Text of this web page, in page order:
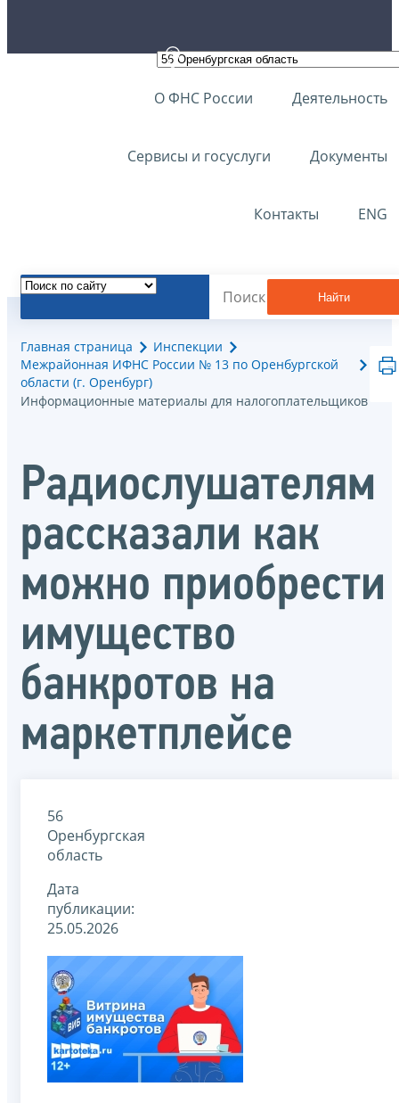
О ФНС России Деятельность
Сервисы и госуслуги Документы
Контакты ENG
Найти
Главная страница
Инспекции
Межрайонная ИФНС России № 13 по Оренбургской
области (г. Оренбург)
Информационные материалы для налогоплательщиков
Радиослушателям
рассказали как
можно приобрести
имущество
банкротов на
маркетплейсе
56
Оренбургская
область
Дата
публикации:
25.05.2026